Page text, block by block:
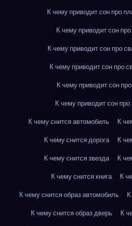
К чему приводит сон про
К чему приводит сон
К чему приводит сон про
К чему приводит сон про
К чему приводит сон
К чему приводит сон
К чему снится автомобиль
К
К чему снится дорога
К
К чему снится звезда
К
К чему снится книга
К
К чему снится образ автомобиль
К чему снится образ дверь
К